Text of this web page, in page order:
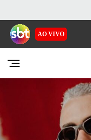
AO VIVO
EMISSORAS